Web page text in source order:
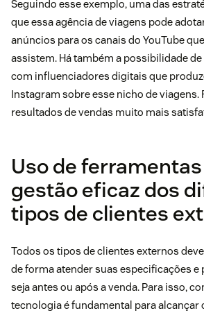
Seguindo esse exemplo, uma das
que essa agência de viagens pode
anúncios para os canais do YouTube
assistem. Há também a possibilidade
com influenciadores digitais que
Instagram sobre esse nicho de viagens.
resultados de vendas muito mais
Uso de
gestão eficaz dos
tipos de clientes
Todos os tipos de clientes externos
de forma atender suas especificações
seja antes ou após a venda. Para isso,
tecnologia é fundamental para alcançar